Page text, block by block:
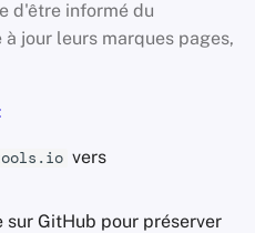
d'être informé du
jour leurs marques pages,
vers
GitHub pour préserver